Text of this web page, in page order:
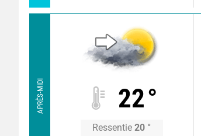
APRÈS-MIDI 22°
Ressentie 20 °